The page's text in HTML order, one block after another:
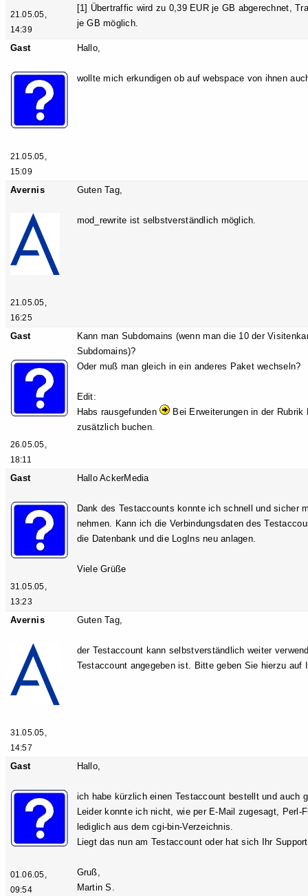
21.05.05,
14:39
[1] Übertraffic wird zu 0,39 EUR je GB abgerechnet,
je GB möglich.
Gast
21.05.05,
15:09
Hallo,
wollte mich erkundigen ob auf webspace von ihnen
Avernis
21.05.05,
16:25
Guten Tag,
mod_rewrite ist selbstverständlich möglich.
Gast
26.05.05,
18:11
Kann man Subdomains (wenn man die 10 der
Subdomains)?
Oder muß man gleich in ein anderes Paket wechseln?
Edit:
Habs rausgefunden
Bei Erweiterungen in der
zusätzlich buchen.
Gast
31.05.05,
13:23
Hallo AckerMedia
Dank des Testaccounts konnte ich schnell und sicher
nehmen. Kann ich die Verbindungsdaten des
die Datenbank und die LogIns neu anlagen.
Viele Grüße
Avernis
31.05.05,
14:57
Guten Tag,
der Testaccount kann selbstverständlich weiter
Testaccount angegeben ist. Bitte geben Sie hierzu auf
Gast
01.06.05,
09:54
Hallo,
ich habe kürzlich einen Testaccount bestellt und auch
Leider konnte ich nicht, wie per E-Mail zugesagt,
lediglich aus dem cgi-bin-Verzeichnis.
Liegt das nun am Testaccount oder hat sich Ihr
Gruß,
Martin S.